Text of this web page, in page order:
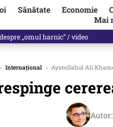
Sănătate Economie
Mai
„omul harnic“ / video
› Internațional › Ayatollahul Ali
Autor: